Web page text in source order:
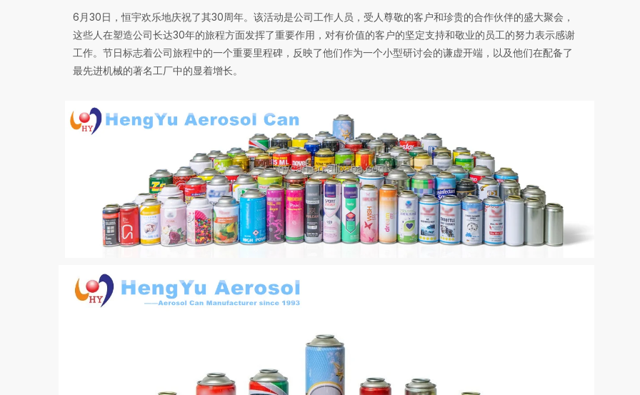
6月30日，恒宇欢乐地庆祝了其30周年。该活动是公司工作人员，受人尊敬的客户和珍贵的合作伙伴的盛大聚会，
这些人在塑造公司长达30年的旅程方面发挥了重要作用，对有价值的客户的坚定支持和敬业的员工的努力表示感谢
工作。节日标志着公司旅程中的一个重要里程碑，反映了他们作为一个小型研讨会的谦虚开端，以及他们在配备了
最先进机械的著名工厂中的显着增长。